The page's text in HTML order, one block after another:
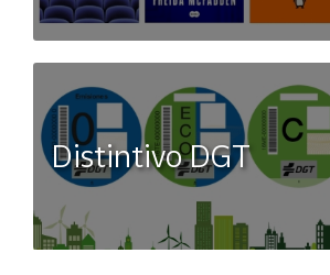
Distintivo DGT